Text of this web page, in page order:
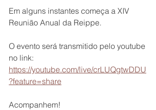
Em alguns instantes começa a XIV
Reunião Anual da Reippe.
O evento será transmitido pelo youtube
no link:
https://youtube.com/live/crLUQgtwDDU
?feature=share
Acompanhem!